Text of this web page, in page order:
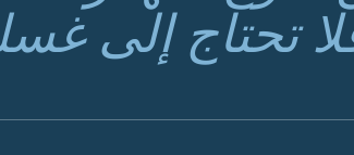
تحتاج إلى